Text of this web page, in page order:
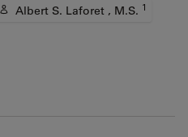
Albert S. Laforet , M.S. 1